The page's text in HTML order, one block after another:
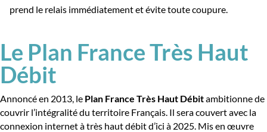
prend le relais immédiatement et évite toute coupure.
Le Plan France Très Haut
Débit
Annoncé en 2013, le Plan France Très Haut Débitambitionne de
couvrir l’intégralité du territoire Français. Il sera couvert avec la
connexion internet à très haut débit d’ici à 2025. Mis en œuvre